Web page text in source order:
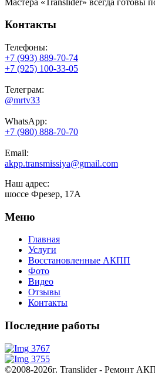
Контакты
Телефоны:
+7 (993) 889-70-74
+7 (925) 100-33-05
Телеграм:
@mrtv33
WhatsApp:
+7 (980) 888-70-70
Email:
akpp.transmissiya@gmail.com
Наш адрес:
шоссе Фрезер, 17А
Меню
Главная
Услуги
Восстановленные АКПП
Фото
Видео
Отзывы
Контакты
Последние работы
©2008-2026г. Translider - Ремонт